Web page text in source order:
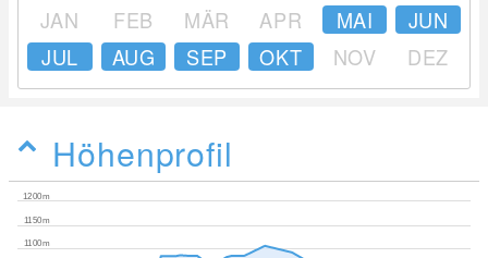
JAN FEB MÄR APR MAI
JUN
JUL
AUG SEP OKT NOV DEZ
Höhenprofil
1100m
1150m
1200m